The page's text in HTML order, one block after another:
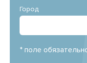
Город
* поле